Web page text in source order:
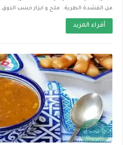
من القشدة الطرية. ملح و ابزار حسب الذوق. 1 ملعقة كبيرة السكنجب...
أقراء المزيد